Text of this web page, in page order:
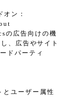
ン：
の広告向けの機
、広告やサイト
ドパーティ
ユーザー属性